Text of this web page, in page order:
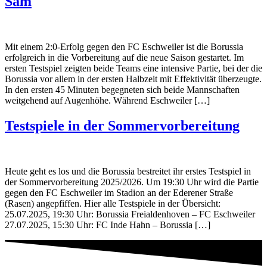
Mit einem 2:0-Erfolg gegen den FC Eschweiler ist die Borussia
erfolgreich in die Vorbereitung auf die neue Saison gestartet. Im
ersten Testspiel zeigten beide Teams eine intensive Partie, bei der die
Borussia vor allem in der ersten Halbzeit mit Effektivität überzeugte.
In den ersten 45 Minuten begegneten sich beide Mannschaften
weitgehend auf Augenhöhe. Während Eschweiler […]
Testspiele in der Sommervorbereitung
Heute geht es los und die Borussia bestreitet ihr erstes Testspiel in
der Sommervorbereitung 2025/2026. Um 19:30 Uhr wird die Partie
gegen den FC Eschweiler im Stadion an der Ederener Straße
(Rasen) angepfiffen. Hier alle Testspiele in der Übersicht:
25.07.2025, 19:30 Uhr: Borussia Freialdenhoven – FC Eschweiler
27.07.2025, 15:30 Uhr: FC Inde Hahn – Borussia […]